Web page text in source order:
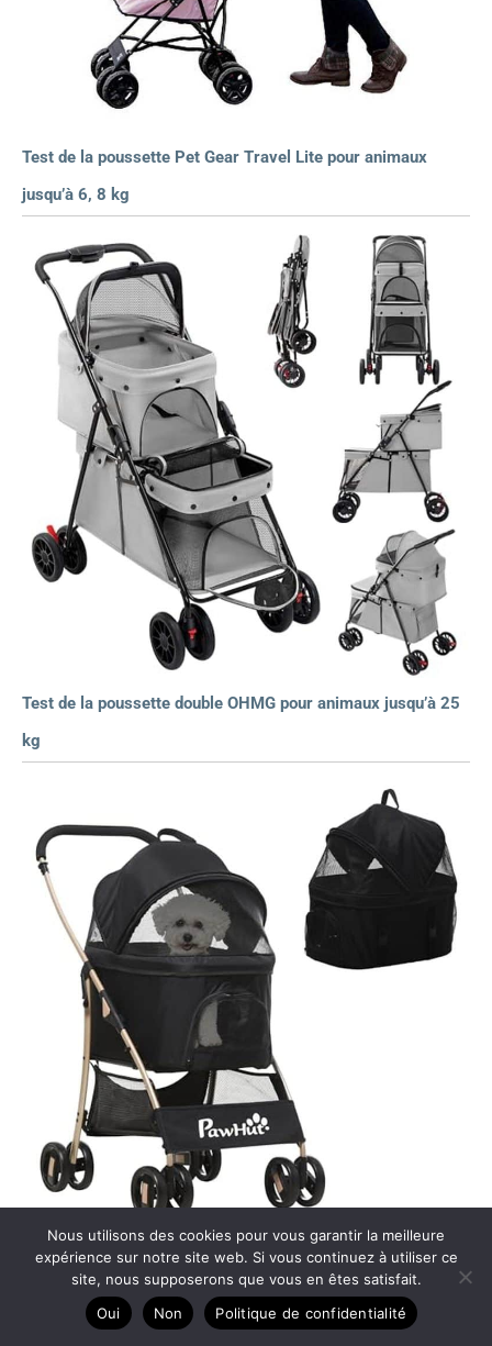
Test de la poussette Pet Gear Travel Lite pour animaux
jusqu’à 6, 8 kg
Test de la poussette double OHMG pour animaux jusqu’à 25
kg
Test de la poussette PawHut 2 en 1 pour animaux
Nous utilisons des cookies pour vous garantir la meilleure
expérience sur notre site web. Si vous continuez à utiliser ce
site, nous supposerons que vous en êtes satisfait.
Oui
Non Politique de confidentialité